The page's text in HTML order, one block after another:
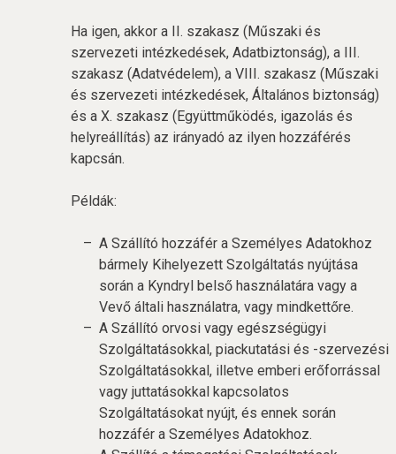
Ha igen, akkor a II. szakasz (Műszaki és
szervezeti intézkedések, Adatbiztonság), a III.
szakasz (Adatvédelem), a VIII. szakasz (Műszaki
és szervezeti intézkedések, Általános biztonság)
és a X. szakasz (Együttműködés, igazolás és
helyreállítás) az irányadó az ilyen hozzáférés
kapcsán.
Példák:
A Szállító hozzáfér a Személyes Adatokhoz
bármely Kihelyezett Szolgáltatás nyújtása
során a Kyndryl belső használatára vagy a
Vevő általi használatra, vagy mindkettőre.
A Szállító orvosi vagy egészségügyi
Szolgáltatásokkal, piackutatási és -szervezési
Szolgáltatásokkal, illetve emberi erőforrással
vagy juttatásokkal kapcsolatos
Szolgáltatásokat nyújt, és ennek során
hozzáfér a Személyes Adatokhoz.